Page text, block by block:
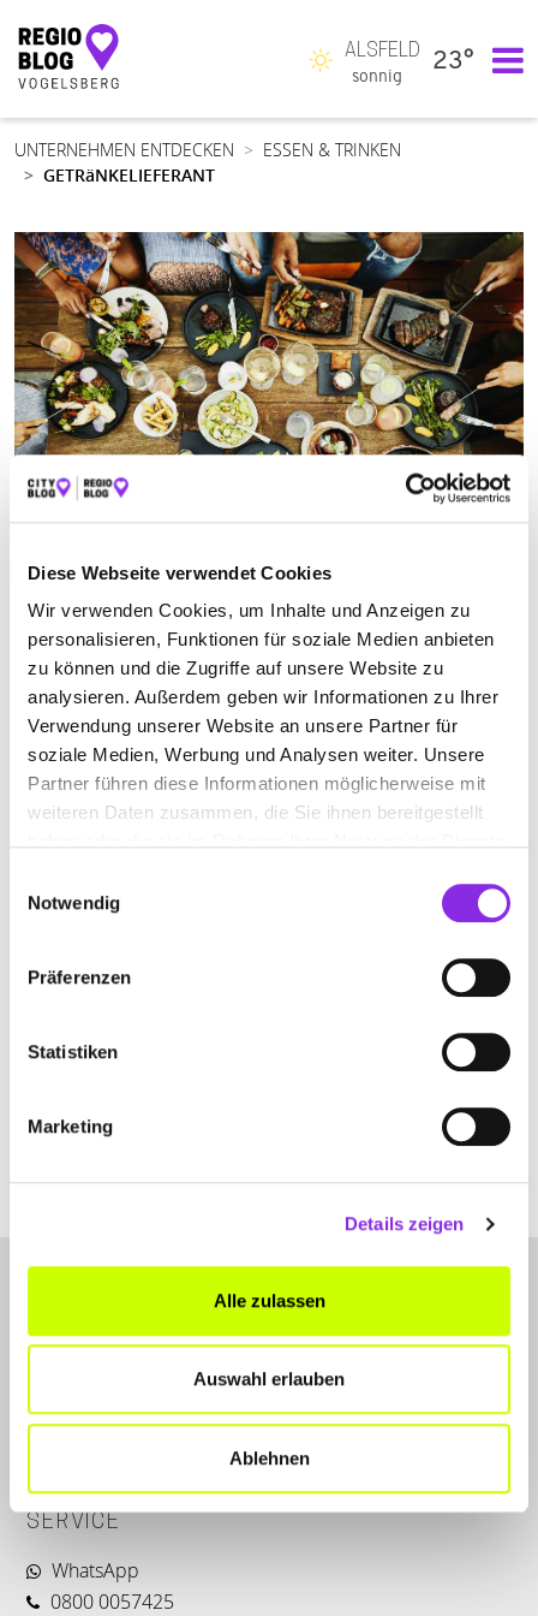
Diese Webseite verwendet Cookies
Wir verwenden Cookies, um Inhalte und Anzeigen zu
personalisieren, Funktionen für soziale Medien anbieten
zu können und die Zugriffe auf unsere Website zu
analysieren. Außerdem geben wir Informationen zu Ihrer
Verwendung unserer Website an unsere Partner für
soziale Medien, Werbung und Analysen weiter. Unsere
Partner führen diese Informationen möglicherweise mit
weiteren Daten zusammen, die Sie ihnen bereitgestellt
Notwendig
Präferenzen
Statistiken
Marketing
Details zeigen
Alle zulassen
Auswahl erlauben
Ablehnen
Hauptnavigation
ALSFELD
sonnig
23°
UNTERNEHMEN ENTDECKEN
ESSEN & TRINKEN
GETRäNKELIEFERANT
GETRÄNKELIEFERANT
Suchen nach
Finden
Horststraße 6
LET'S CONNECT
SERVICE
WhatsApp
0800 0057425